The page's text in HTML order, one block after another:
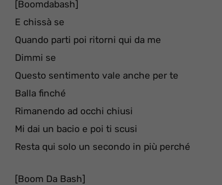
[Boomdabash]
E chissà se
Quando parti poi ritorni qui da me
Dimmi se
Questo sentimento vale anche per te
Balla finché
Rimanendo ad occhi chiusi
Mi dai un bacio e poi ti scusi
Resta qui solo un secondo in più perché
[Boom Da Bash]